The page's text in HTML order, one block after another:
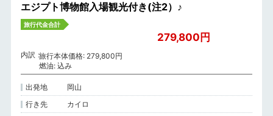
エジプト博物館入場観光付き(注2）♪
旅行代金合計
279,800円
内訳 旅行本体価格: 279,800円
燃油: 込み
出発地
岡山
行き先
カイロ